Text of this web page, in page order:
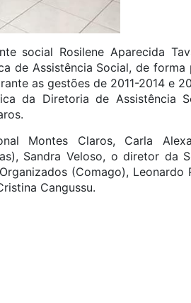
social Rosilene Aparecida
de Assistência Social, de forma
as gestões de 2011-2014 e
da Diretoria de Assistência
Montes Claros, Carla
Sandra Veloso, o diretor da
(Comago), Leonardo
Cangussu.